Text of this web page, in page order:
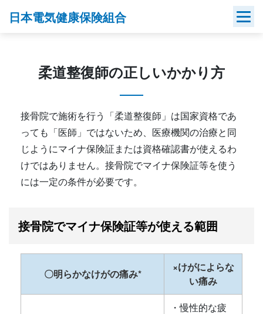
日本電気健康保険組合
柔道整復師の正しいかかり方
接骨院で施術を行う「柔道整復師」は国家資格であ
っても「医師」ではないため、医療機関の治療と同
じようにマイナ保険証または資格確認書が使えるわ
けではありません。接骨院でマイナ保険証等を使う
には一定の条件が必要です。
接骨院でマイナ保険証等が使える範囲
〇明らかなけがの痛み*
×けがによらな
い痛み
・慢性的な疲